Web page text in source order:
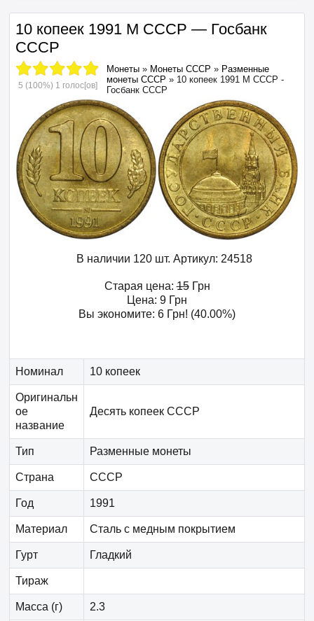
10 копеек 1991 М СССР — Госбанк
СССР
5 (100%) 1 голос[ов]
Монеты » Монеты СССР » Разменные
монеты СССР » 10 копеек 1991 М СССР -
Госбанк СССР
В наличии 120 шт. Артикул: 24518
Старая цена:15Грн
Цена: 9 Грн
Вы экономите: 6 Грн! (40.00%)
Номинал 10 копеек
Оригинальн
ое
название
Десять копеек СССР
Тип Разменные монеты
Страна СССР
Год 1991
Материал Сталь с медным покрытием
Гурт Гладкий
Тираж
Масса (г) 2.3